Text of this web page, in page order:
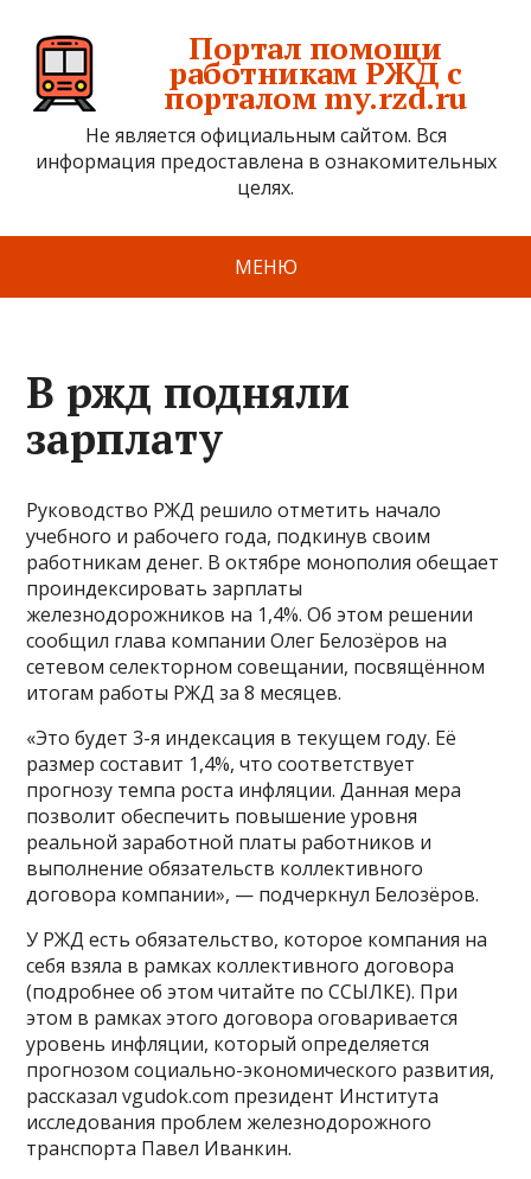
Портал помощи
работникам РЖД с
порталом my.rzd.ru
Не является официальным сайтом. Вся
информация предоставлена в ознакомительных
целях.
МЕНЮ
В ржд подняли
зарплату
Руководство РЖД решило отметить начало
учебного и рабочего года, подкинув своим
работникам денег. В октябре монополия обещает
проиндексировать зарплаты
железнодорожников на 1,4%. Об этом решении
сообщил глава компании Олег Белозёров на
сетевом селекторном совещании, посвящённом
итогам работы РЖД за 8 месяцев.
«Это будет 3-я индексация в текущем году. Её
размер составит 1,4%, что соответствует
прогнозу темпа роста инфляции. Данная мера
позволит обеспечить повышение уровня
реальной заработной платы работников и
выполнение обязательств коллективного
договора компании», — подчеркнул Белозёров.
У РЖД есть обязательство, которое компания на
себя взяла в рамках коллективного договора
(подробнее об этом читайте по ССЫЛКЕ). При
этом в рамках этого договора оговаривается
уровень инфляции, который определяется
прогнозом социально-экономического развития,
рассказал vgudok.com президент Института
исследования проблем железнодорожного
транспорта Павел Иванкин.